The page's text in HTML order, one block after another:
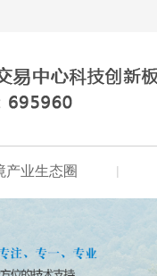
产业生态圈 |